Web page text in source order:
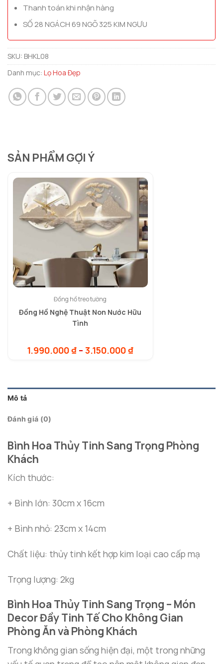
Thanh toán khi nhận hàng
SỐ 28 NGÁCH 69 NGÕ 325 KIM NGƯU
SKU: BHKL08
Danh mục: Lọ Hoa Đẹp
SẢN PHẨM GỢI Ý
Đồng hồ treo tường
Đồng Hồ Nghệ Thuật Non Nước Hữu
Tình
1.990.000₫ – 3.150.000₫Khoảng
3.150.000 ₫
Mô tả
Đánh giá (0)
Bình Hoa Thủy Tinh Sang Trọng Phòng
Khách
Kích thước:
+ Bình lớn: 30cm x 16cm
+ Bình nhỏ: 23cm x 14cm
Chất liệu: thủy tinh kết hợp kim loại cao cấp mạ
Trọng lượng: 2kg
Bình Hoa Thủy Tinh Sang Trọng – Món
Decor Đầy Tinh Tế Cho Không Gian
Phòng Ăn và Phòng Khách
Trong không gian sống hiện đại, một trong những